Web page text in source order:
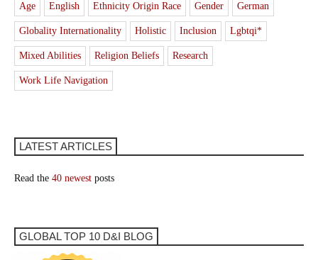
Age English Ethnicity Origin Race Gender German
Globality Internationality Holistic Inclusion Lgbtqi*
Mixed Abilities Religion Beliefs Research
Work Life Navigation
LATEST ARTICLES
Read the 40 newest posts
GLOBAL TOP 10 D&I BLOG